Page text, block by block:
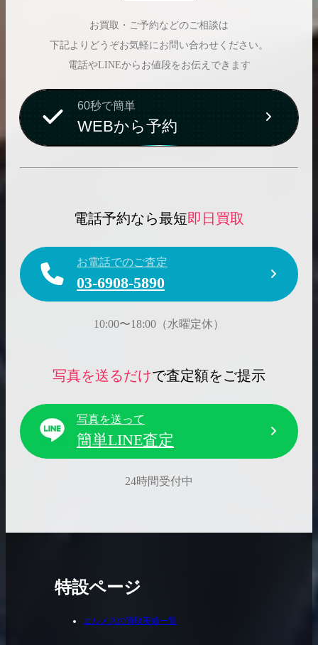
お買取・ご予約などのご相談は
下記よりどうぞお気軽にお問い合わせください。
電話やLINEからお値段をお伝えできます
60秒で簡単
WEBから予約
電話予約なら最短即日買取
お電話でのご査定
03-6908-5890
10:00〜18:00（水曜定休）
写真を送るだけで査定額をご提示
写真を送って
簡単LINE査定
24時間受付中
特設ページ
エルメスの買取実績一覧